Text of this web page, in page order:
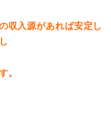
収入源があれば安定し
。